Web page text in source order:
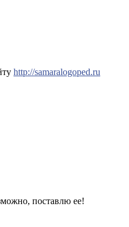
http://samaralogoped.ru
поставлю ее!